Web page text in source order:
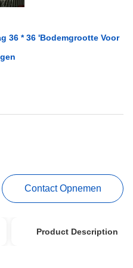
36 * 36 'Bodemgrootte Voor
Contact Opnemen
Product Description